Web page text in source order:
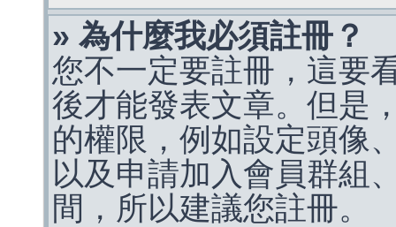
» 為什麼我必須註冊？
您不一定要註冊，這要
後才能發表文章。但是
的權限，例如設定頭像
以及申請加入會員群組
間，所以建議您註冊。